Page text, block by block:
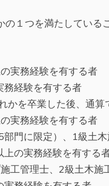
１つを満たしている
実務経験を有する者
務経験を有する者
かを卒業した後、通
実務経験を有する者
門に限定）、1級土
の実務経験を有する
工管理士、2級土木